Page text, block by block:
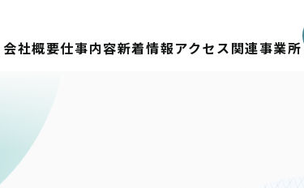
会社概要仕事内容新着情報アクセス関連事業所